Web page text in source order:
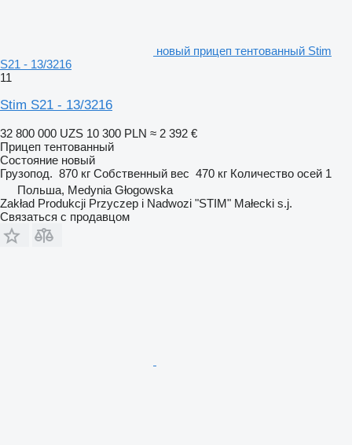
новый прицеп тентованный Stim
S21 - 13/3216
11
Stim S21 - 13/3216
32 800 000 UZS 10 300 PLN ≈ 2 392 €
Прицеп тентованный
Состояние новый
Грузопод. 870 кг Собственный вес 470 кг Количество осей 1
Польша, Medynia Głogowska
Zakład Produkcji Przyczep i Nadwozi "STIM" Małecki s.j.
Связаться с продавцом